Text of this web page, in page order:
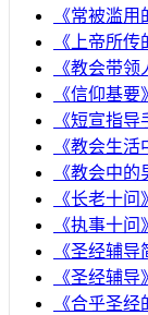
《常被滥用
《上帝所传
《教会带领
《信仰基要》
《短宣指导
《教会生活
《教会中的
《长老十问》
《执事十问》
《圣经辅导
《圣经辅导》
《合乎圣经